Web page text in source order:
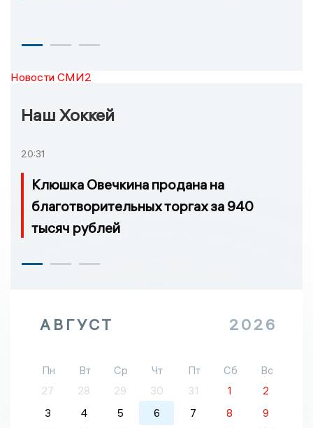
Новости СМИ2
Наш Хоккей
20:31
Клюшка Овечкина продана на
благотворительных торгах за 940
тысяч рублей
АВГУСТ 2026
Пн Вт Ср Чт Пт Сб
Вс
27
28 29 30 31 1
2
3
4 5 6 7 8
9